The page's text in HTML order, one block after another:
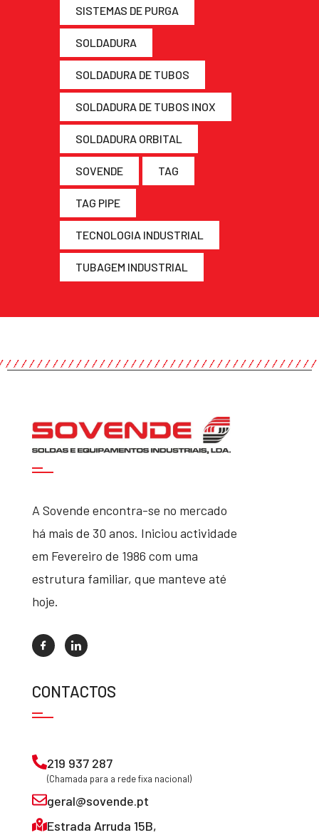
SISTEMAS DE PURGA
SOLDADURA
SOLDADURA DE TUBOS
SOLDADURA DE TUBOS INOX
SOLDADURA ORBITAL
SOVENDE TAG
TAG PIPE
TECNOLOGIA INDUSTRIAL
TUBAGEM INDUSTRIAL
A Sovende encontra-se no mercado
há mais de 30 anos. Iniciou actividade
em Fevereiro de 1986 com uma
estrutura familiar, que manteve até
hoje.
CONTACTOS
219 937 287
(Chamada para a rede fixa nacional)
geral@sovende.pt
Estrada Arruda 15B,